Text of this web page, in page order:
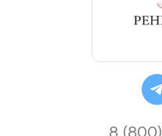
8 (800)